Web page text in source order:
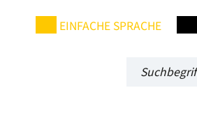
EINFACHE SPRACHE